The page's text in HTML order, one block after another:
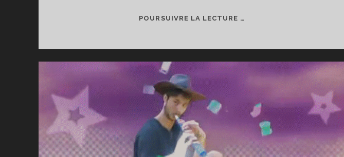
POURSUIVRE LA LECTURE …
SYMPHONIQUE
=
DU
BONHEUR
DANS
OREILLES